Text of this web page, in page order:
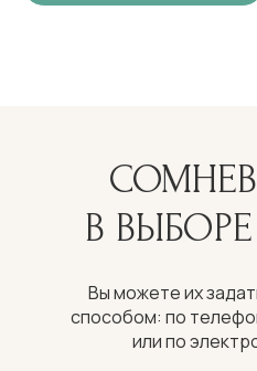
В
Вы можете их
способом: по
или по